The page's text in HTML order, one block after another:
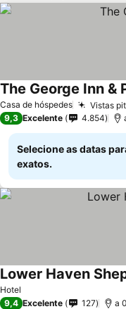
Casa de hóspedes Vistas
The George Inn &
9,3 Excelente 4.854
Selecione as datas
exatos.
Hotel
Lower Haven
9,4 Excelente 127 a